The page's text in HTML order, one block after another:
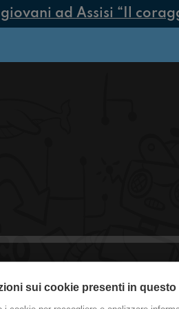
ad Assisi “Il
sui cookie presenti in questo